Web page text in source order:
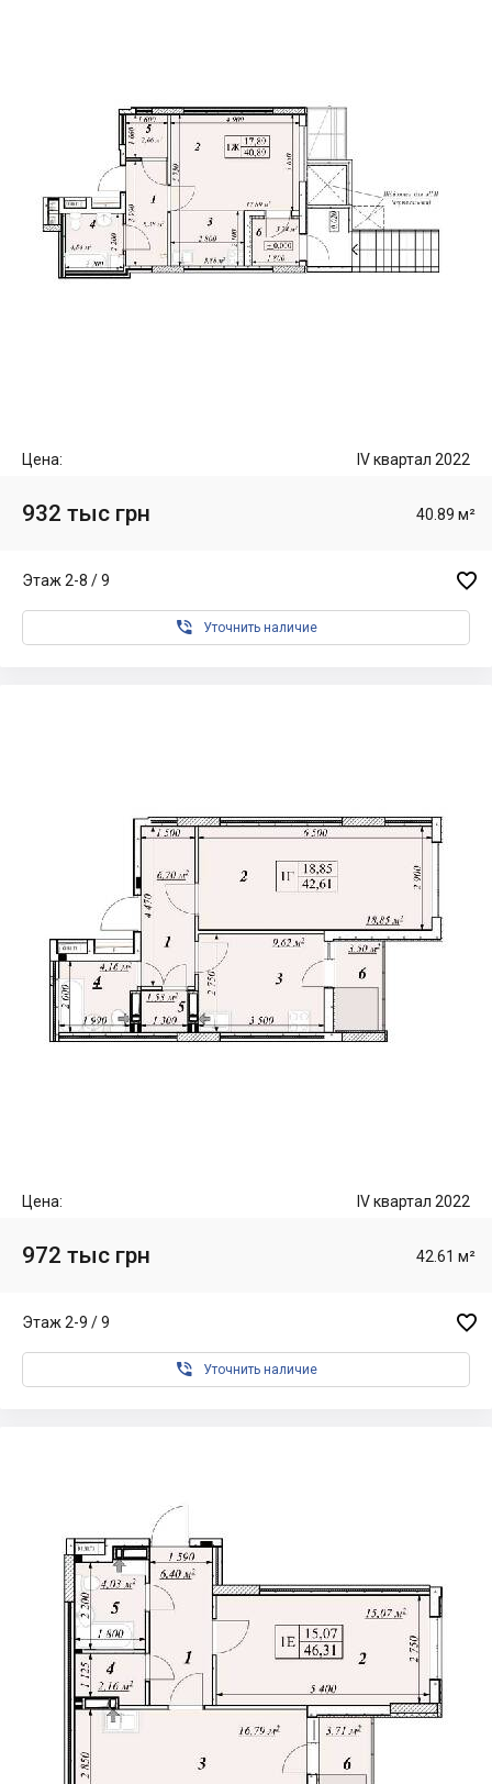
Цена: IV квартал 2022
932 тыс грн 40.89 м²
Этаж 2-8 / 9 
 Уточнить наличие
Цена: IV квартал 2022
972 тыс грн 42.61 м²
Этаж 2-9 / 9 
 Уточнить наличие